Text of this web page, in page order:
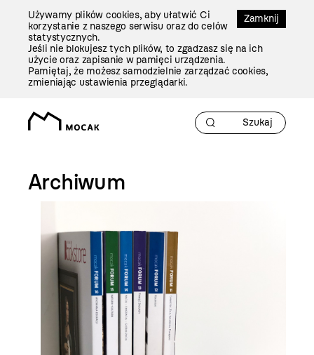
Zamknij
Używamy plików cookies, aby ułatwić Ci
korzystanie z naszego serwisu oraz do celów
statystycznych.
Jeśli nie blokujesz tych plików, to zgadzasz się na ich
użycie oraz zapisanie w pamięci urządzenia.
Pamiętaj, że możesz samodzielnie zarządzać cookies,
zmieniając ustawienia przeglądarki.
Archiwum